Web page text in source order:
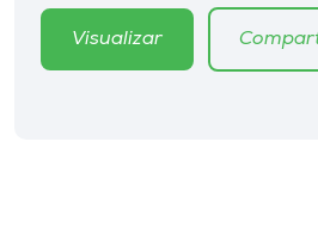
Rádio
Visualizar